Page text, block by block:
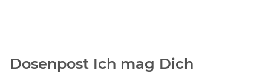
Dosenpost Ich mag Dich